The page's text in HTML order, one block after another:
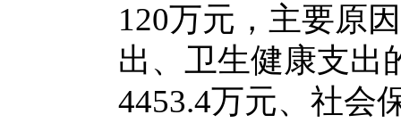
120万元，主要原
出、卫生健康支出
4453.4万元、社会